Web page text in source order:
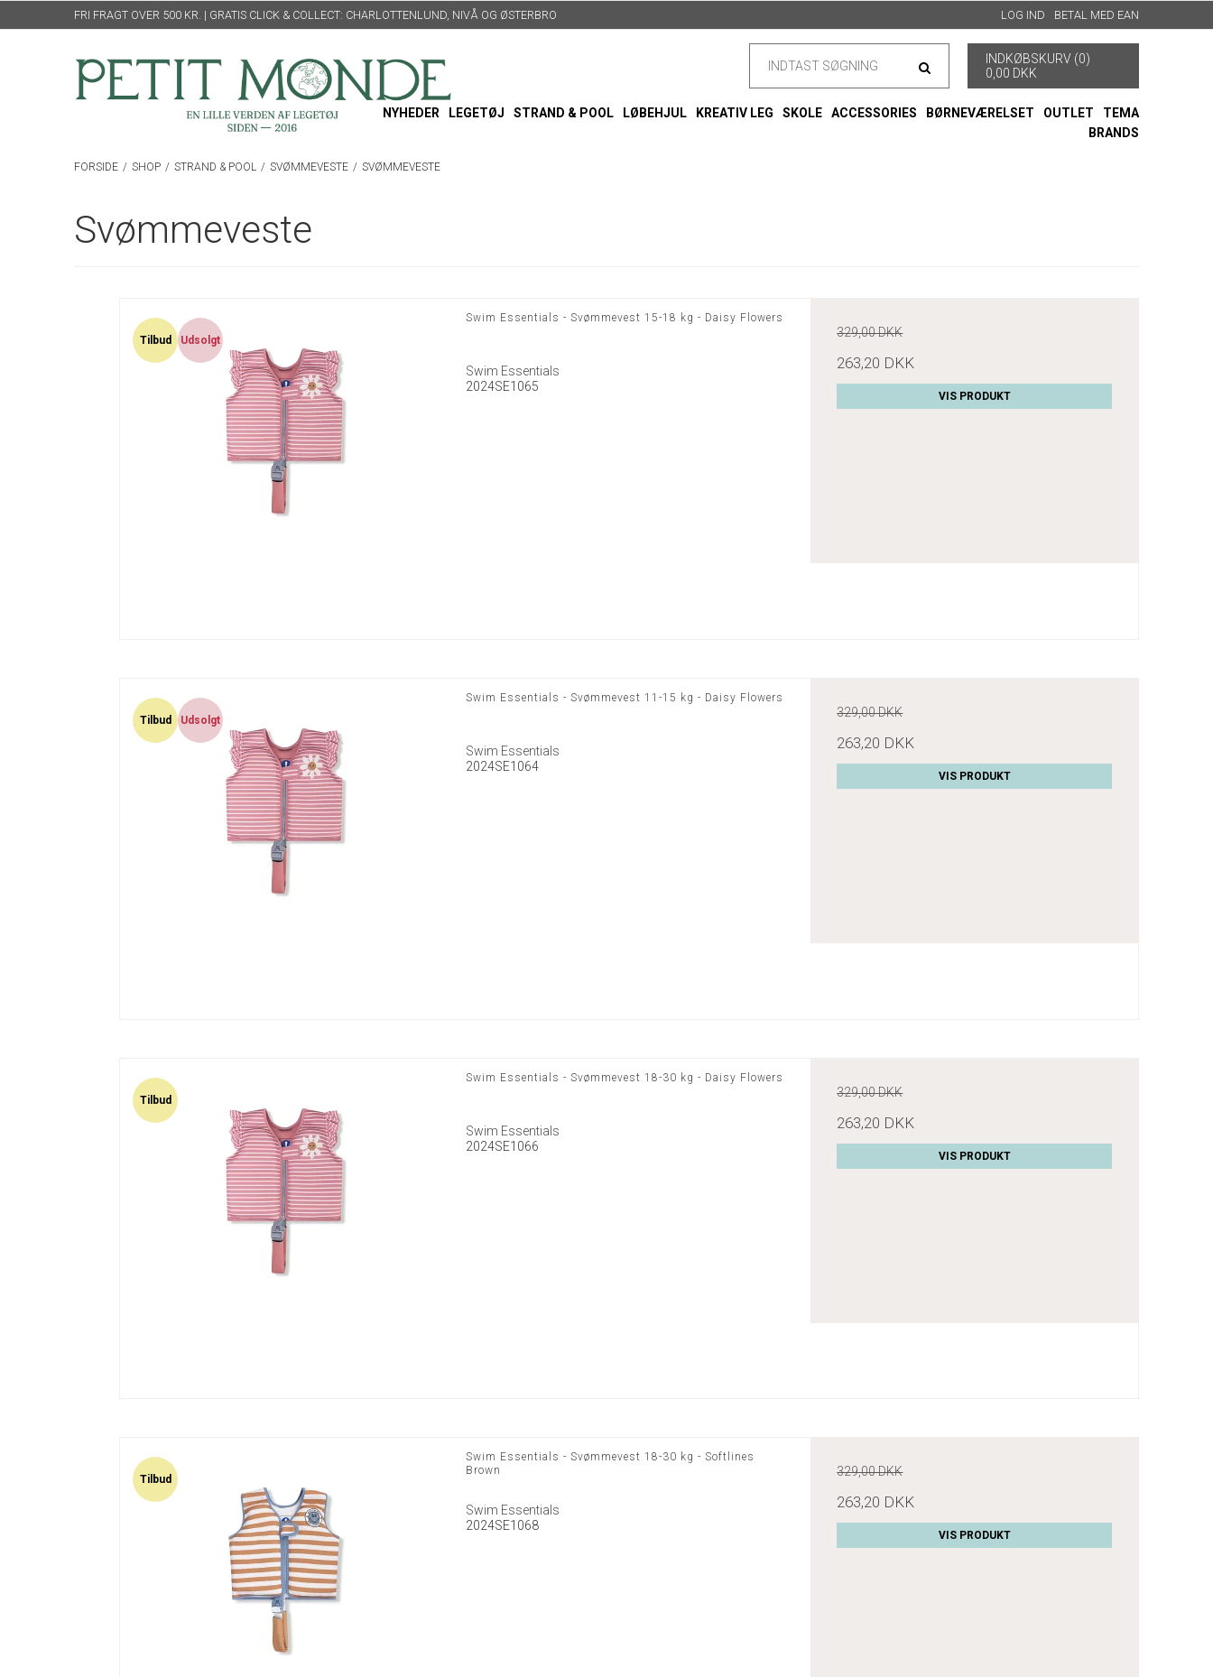
FRI FRAGT OVER 500 KR. | GRATIS CLICK & COLLECT: CHARLOTTENLUND, NIVÅ OG ØSTERBRO LOG IND BETAL MED EAN
INDKØBSKURV (0)
0,00 DKK
NYHEDER LEGETØJ STRAND & POOL LØBEHJUL KREATIV LEG SKOLE ACCESSORIES BØRNEVÆRELSET OUTLET
TEMA
BRANDS
FORSIDE / SHOP / STRAND & POOL / SVØMMEVESTE / SVØMMEVESTE
Svømmeveste
Tilbud Udsolgt
Swim Essentials - Svømmevest 15-18 kg - Daisy Flowers
Swim Essentials
2024SE1065
329,00 DKK
263,20 DKK
VIS PRODUKT
Tilbud Udsolgt
Swim Essentials - Svømmevest 11-15 kg - Daisy Flowers
Swim Essentials
2024SE1064
329,00 DKK
263,20 DKK
VIS PRODUKT
Tilbud
Swim Essentials - Svømmevest 18-30 kg - Daisy Flowers
Swim Essentials
2024SE1066
329,00 DKK
263,20 DKK
VIS PRODUKT
Tilbud
Swim Essentials - Svømmevest 18-30 kg - Softlines
Brown
Swim Essentials
2024SE1068
329,00 DKK
263,20 DKK
VIS PRODUKT